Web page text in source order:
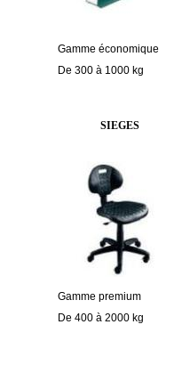
Gamme économique
De 300 à 1000 kg
SIEGES
Gamme premium
De 400 à 2000 kg